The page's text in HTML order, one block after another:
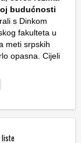
budućnosti
s Dinkom
fakulteta u
meti srpskih
opasna. Cijeli
liste